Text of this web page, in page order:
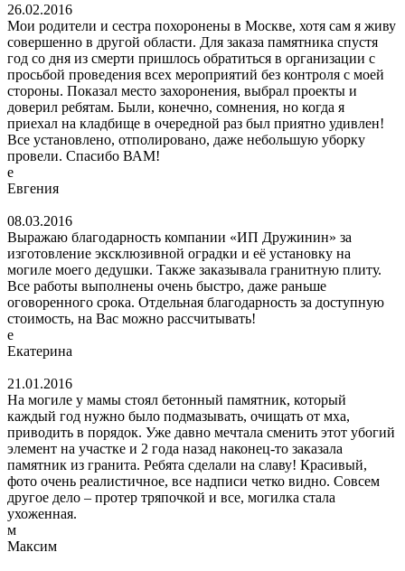
26.02.2016
Мои родители и сестра похоронены в Москве, хотя сам я живу
совершенно в другой области. Для заказа памятника спустя
год со дня из смерти пришлось обратиться в организации с
просьбой проведения всех мероприятий без контроля с моей
стороны. Показал место захоронения, выбрал проекты и
доверил ребятам. Были, конечно, сомнения, но когда я
приехал на кладбище в очередной раз был приятно удивлен!
Все установлено, отполировано, даже небольшую уборку
провели. Спасибо ВАМ!
е
Евгения
08.03.2016
Выражаю благодарность компании «ИП Дружинин» за
изготовление эксклюзивной оградки и её установку на
могиле моего дедушки. Также заказывала гранитную плиту.
Все работы выполнены очень быстро, даже раньше
оговоренного срока. Отдельная благодарность за доступную
стоимость, на Вас можно рассчитывать!
е
Екатерина
21.01.2016
На могиле у мамы стоял бетонный памятник, который
каждый год нужно было подмазывать, очищать от мха,
приводить в порядок. Уже давно мечтала сменить этот убогий
элемент на участке и 2 года назад наконец-то заказала
памятник из гранита. Ребята сделали на славу! Красивый,
фото очень реалистичное, все надписи четко видно. Совсем
другое дело – протер тряпочкой и все, могилка стала
ухоженная.
м
Максим